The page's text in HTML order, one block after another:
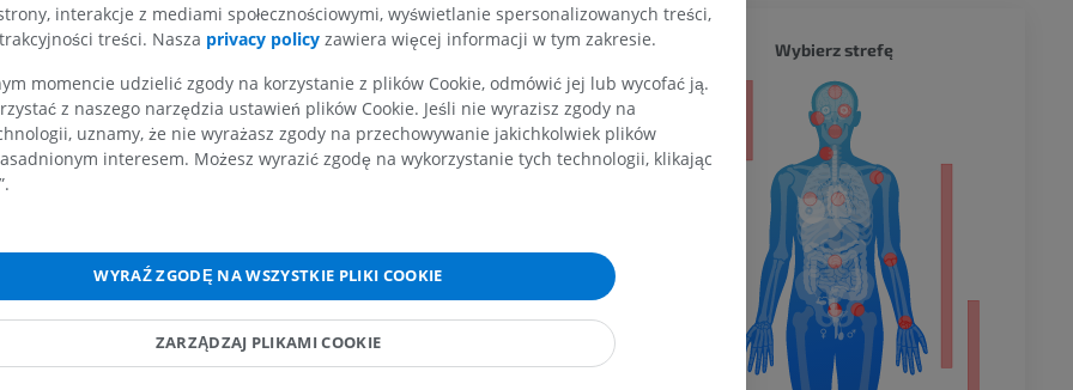
Dno czwartej komory
przedłużony
Caminero F, Cascella M. Neuroanatomy, Mesencephalon
Midbrain. [Updated 2022 Oct 24]. In: StatPearls
2024 Jan-. Available from:
https://www.ncbi.nlm.nih.gov/books/NBK551509/
GÓRNA
RM kończyny górnej
RM
PREMIUM
PREMIUM
KOŃCZYNA DOLNA
Kończyna dolna
Ilustracje
PREMIUM
ZA DARMO
Wybierz strefę
interakcje z mediami społecznościowymi, wyświetlanie spersonalizowanych treści,
treści. Nasza privacy policy zawiera więcej informacji w tym zakresie.
momencie udzielić zgody na korzystanie z plików Cookie, odmówić jej lub wycofać ją.
z naszego narzędzia ustawień plików Cookie. Jeśli nie wyrazisz zgody na
uznamy, że nie wyrażasz zgody na przechowywanie jakichkolwiek plików
interesem. Możesz wyrazić zgodę na wykorzystanie tych technologii, klikając
WYRAŹ ZGODĘ NA WSZYSTKIE PLIKI COOKIE
ZARZĄDZAJ PLIKAMI COOKIE